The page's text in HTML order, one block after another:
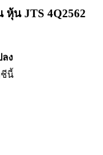
หุ้น JTS 4Q2562
ลง
ชีนี้